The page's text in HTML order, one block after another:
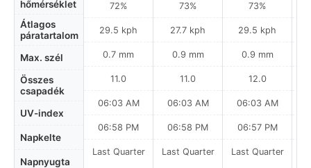
hőmérséklet
Átlagos
páratartalom
Max. szél
Összes
csapadék
UV-index
Napkelte
Napnyugta
72%
29.5 kph
0.7 mm
11.0
06:03 AM
06:58 PM
Last Quarter
73%
27.7 kph
0.9 mm
11.0
06:03 AM
06:58 PM
Last Quarter
73%
29.5 kph
0.9 mm
12.0
06:03 AM
06:57 PM
Last Quarter